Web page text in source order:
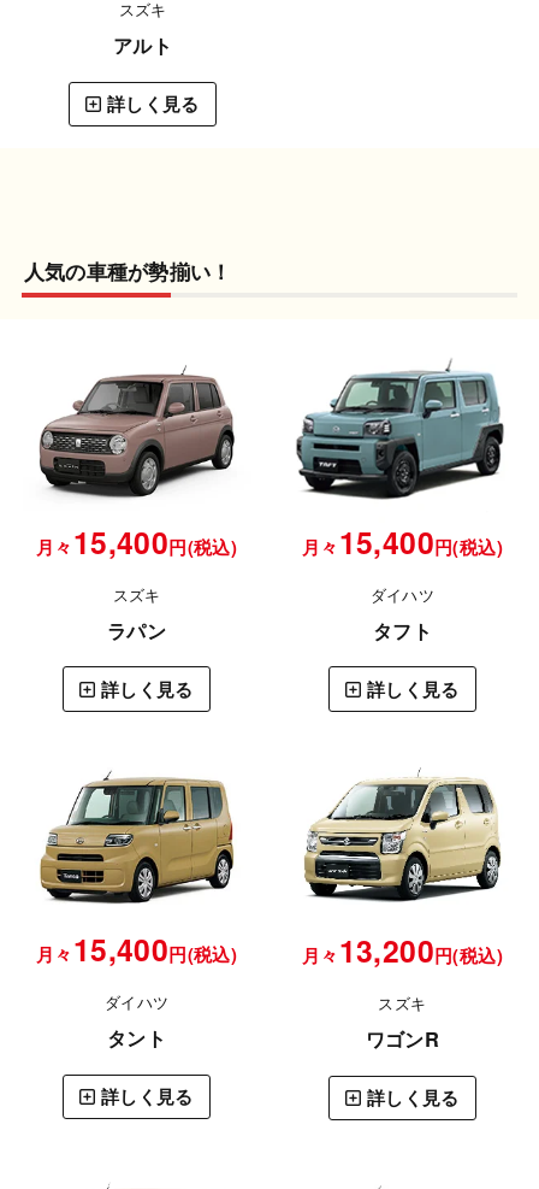
スズキ
アルト
詳しく見る
人気の車種が勢揃い！
月々15,400円(税込)
スズキ
ラパン
詳しく見る
月々15,400円(税込)
ダイハツ
タフト
詳しく見る
月々15,400円(税込)
ダイハツ
タント
詳しく見る
月々13,200円(税込)
スズキ
ワゴンR
詳しく見る